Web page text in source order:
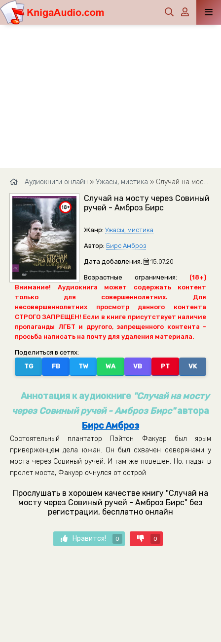
Аудиокниги онлайн » Ужасы, мистика » Случай на мосту через Совиный ручей - Амброз Бирс
Случай на мосту через Совиный
ручей - Амброз Бирс
Жанр: Ужасы, мистика
Автор: Бирс Амброз
Дата добавления: 15.07.20
Возрастные ограничения:
(18+)
Внимание! Аудиокнига может содержать контент
только для совершеннолетних. Для
несовершеннолетних просмотр данного контента
СТРОГО ЗАПРЕЩЕН! Если в книге присутствует наличие
пропаганды ЛГБТ и другого, запрещенного контента -
просьба написать на почту для удаления материала.
Поделиться в сетях:
TG
FB TW WA VB PT VK
Аннотация к аудиокниге "Случай на мосту
через Совиный ручей - Амброз Бирс"автора
Бирс Амброз
Состоятельный плантатор Пэйтон Факуэр был ярым
приверженцем дела южан. Он был схвачен северянами у
моста через Совиный ручей. И там же повешен. Но, падая в
пролет моста, Факуэр очнулся от острой
Прослушать в хорошем качестве книгу "Случай на
мосту через Совиный ручей - Амброз Бирс" без
регистрации, бесплатно онлайн
Нравится! 0 0